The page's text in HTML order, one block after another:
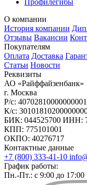
Профилегибы
О компании
История компании
Отзывы Вакансии
Покупателям
Оплата Доставка
Статьи Новости
Реквизиты
АО «Райффайзенбанк»
г. Москва
Р/с:
К/с:
БИК: 044525700 ИНН:
КПП: 775101001
ОКПО: 40276717
Контактные данные
+7 (800) 333-41-10
График работы:
Пн.-Пт.: с 9:00 до 17:00